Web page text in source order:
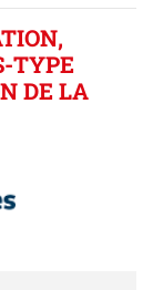
TYPE
DE LA